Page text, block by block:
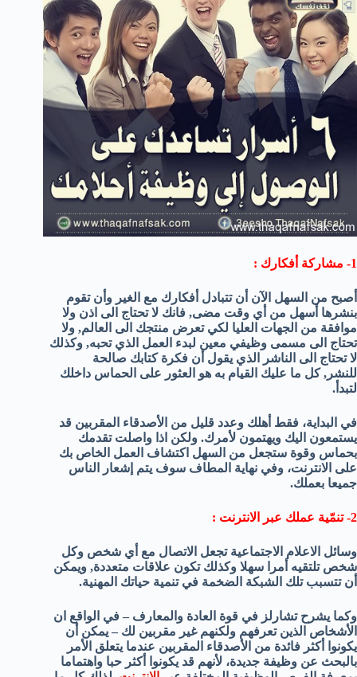
1- مشاركة أفكارك :
أصبح من السهل الآن أن تتبادل أفكارك مع الغير وأن تقوم
بنشرها أسهل من أي وقت مضى, فانك لا تحتاج الى اذن ولا
موافقة من الجهات العليا لكي تعرض منتجك الى العالم, ولا
تحتاج الى مسمى وظيفي معين لبدء العمل الذي تحبه, وكذلك
لا تحتاج الى الناشر الذي يقول أن فكرة كتابك صالحة
للنشر, كل ما عليك القيام به هو العثور على الحماس داخلك
لتبدأ.
في البداية، فقط أهلك وعدد قليل من الأصدقاء المقربين قد
يستمعون اليك ويهتمون لأمرك. ولكن اذا واصلت تقدمك
بحماس وقوة ستجعل من السهل اكتشاف العمل الخاص بك
على الانترنت، وفي نهاية المطاف سوف يتم إشعار الناس
جميعا بعملك.
2- تنمّية عملك عبر الانترنت :
وسائل الاعلام الاجتماعية تجعل الاتصال مع أي شخص وكل
شخص تلتقيه أمرا سهلا وكذلك تكون علاقات متعددة, ويمكن
أن تتسبب تلك الشبكة الضخمة في تنمية حياتك المهنية.
وكما يشرح تشارلز في قوة العادة والمعارف – في الواقع ان
الأشخاص الذين تعرفهم ولكنهم غير مقربين لك – يمكن أن
يكونوا أكثر فائدة من الأصدقاء المقربين عندما يتعلق الأمر
بالبحث عن وظيفة جديدة، لأنهم قد يكونوا أكثر حبا واهتماما